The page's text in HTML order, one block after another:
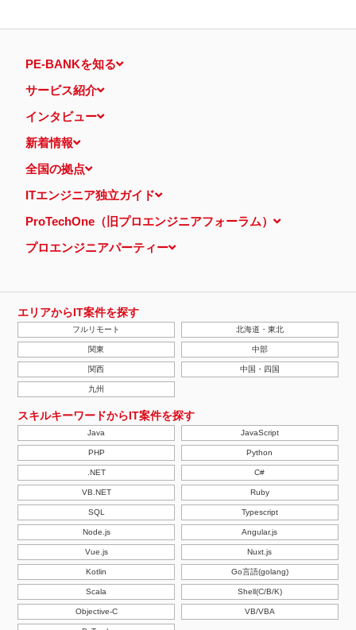
PE-BANKを知る
サービス紹介
インタビュー
新着情報
全国の拠点
ITエンジニア独立ガイド
ProTechOne（旧プロエンジニアフォーラム）
プロエンジニアパーティー
エリアからIT案件を探す
フルリモート 北海道・東北
関東 中部
関西 中国・四国
九州
スキルキーワードからIT案件を探す
Java JavaScript
PHP Python
.NET C#
VB.NET Ruby
SQL Typescript
Node.js Angular.js
Vue.js Nuxt.js
Kotlin Go言語(golang)
Scala Shell(C/B/K)
Objective-C VB/VBA